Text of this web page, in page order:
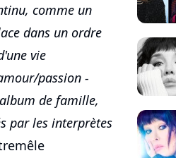
comme un
dans un ordre
vie
passion -
de famille,
par les interprètes